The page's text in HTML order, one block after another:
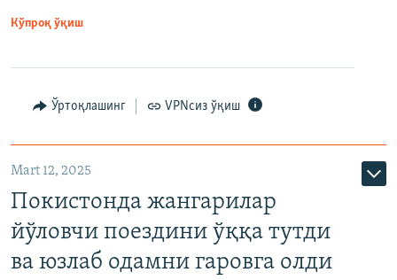
Кўпроқ ўқиш
Ўртоқлашинг VPNсиз ўқиш
Mart 12, 2025
Покистонда жангарилар
йўловчи поездини ўққа тутди
ва юзлаб одамни гаровга олди